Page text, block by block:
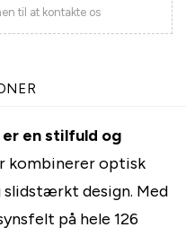
til at kontakte os
er en stilfuld og
kombinerer optisk
design. Med
på hele 126